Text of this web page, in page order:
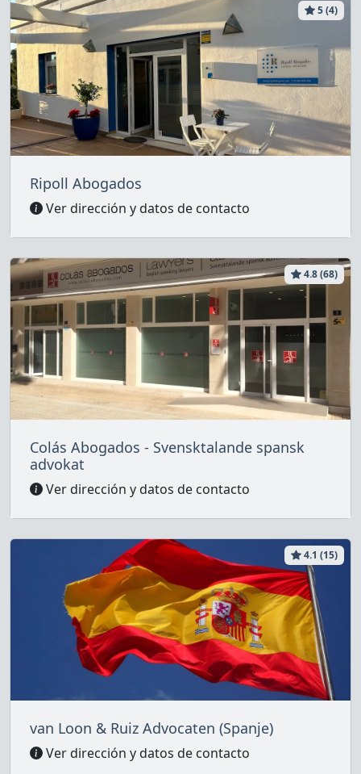
5 (4)
Ripoll Abogados
Ver dirección y datos de contacto
4.8 (68)
Colás Abogados - Svensktalande spansk
advokat
Ver dirección y datos de contacto
4.1 (15)
van Loon & Ruiz Advocaten (Spanje)
Ver dirección y datos de contacto